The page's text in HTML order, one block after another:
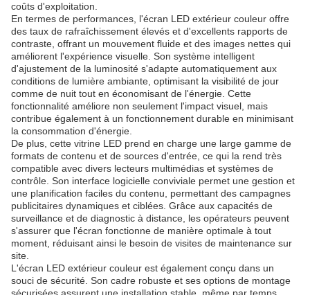
coûts d'exploitation.
En termes de performances, l'écran LED extérieur couleur offre
des taux de rafraîchissement élevés et d'excellents rapports de
contraste, offrant un mouvement fluide et des images nettes qui
améliorent l'expérience visuelle. Son système intelligent
d'ajustement de la luminosité s'adapte automatiquement aux
conditions de lumière ambiante, optimisant la visibilité de jour
comme de nuit tout en économisant de l'énergie. Cette
fonctionnalité améliore non seulement l'impact visuel, mais
contribue également à un fonctionnement durable en minimisant
la consommation d'énergie.
De plus, cette vitrine LED prend en charge une large gamme de
formats de contenu et de sources d'entrée, ce qui la rend très
compatible avec divers lecteurs multimédias et systèmes de
contrôle. Son interface logicielle conviviale permet une gestion et
une planification faciles du contenu, permettant des campagnes
publicitaires dynamiques et ciblées. Grâce aux capacités de
surveillance et de diagnostic à distance, les opérateurs peuvent
s'assurer que l'écran fonctionne de manière optimale à tout
moment, réduisant ainsi le besoin de visites de maintenance sur
site.
L'écran LED extérieur couleur est également conçu dans un
souci de sécurité. Son cadre robuste et ses options de montage